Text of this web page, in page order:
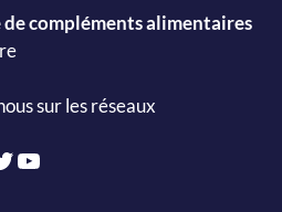
de compléments alimentaires
sur les réseaux
YouTube